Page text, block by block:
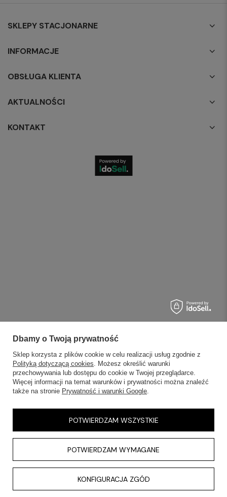
SKLEPY STACJONARNE
INFORMACJE
OBSŁUGA KLIENTA
AKTUALNOŚCI
KONTAKT
Dbamy o Twoją prywatność
Sklep korzysta z plików cookie w celu realizacji usług zgodnie z
Polityką dotyczącą cookies. Możesz określić warunki
przechowywania lub dostępu do cookie w Twojej przeglądarce.
Więcej informacji na temat warunków i prywatności można znaleźć
także na stronie Prywatność i warunki Google.
POTWIERDZAM WYMAGANE
KONFIGURACJA ZGÓD
POTWIERDZAM WSZYSTKIE